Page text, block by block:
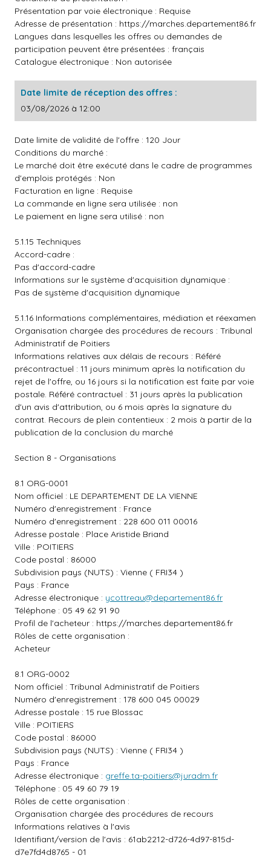
Présentation par voie électronique : Requise
Adresse de présentation : https://marches.departement86.fr
Langues dans lesquelles les offres ou demandes de
participation peuvent être présentées : français
Catalogue électronique : Non autorisée
Date limite de réception des offres :
03/08/2026 à 12:00
Date limite de validité de l'offre : 120 Jour
Conditions du marché :
Le marché doit être exécuté dans le cadre de programmes
d'emplois protégés : Non
Facturation en ligne : Requise
La commande en ligne sera utilisée : non
Le paiement en ligne sera utilisé : non
5.1.15 Techniques
Accord-cadre :
Pas d'accord-cadre
Informations sur le système d'acquisition dynamique :
Pas de système d'acquisition dynamique
5.1.16 Informations complémentaires, médiation et réexamen
Organisation chargée des procédures de recours : Tribunal
Administratif de Poitiers
Informations relatives aux délais de recours : Référé
précontractuel : 11 jours minimum après la notification du
rejet de l'offre, ou 16 jours si la notification est faite par voie
postale. Référé contractuel : 31 jours après la publication
d'un avis d'attribution, ou 6 mois après la signature du
contrat. Recours de plein contentieux : 2 mois à partir de la
publication de la conclusion du marché
Section 8 - Organisations
8.1 ORG-0001
Nom officiel : LE DEPARTEMENT DE LA VIENNE
Numéro d'enregistrement : France
Numéro d'enregistrement : 228 600 011 00016
Adresse postale : Place Aristide Briand
Ville : POITIERS
Code postal : 86000
Subdivision pays (NUTS) : Vienne ( FRI34 )
Pays : France
Adresse électronique : ycottreau@departement86.fr
Téléphone : 05 49 62 91 90
Profil de l'acheteur : https://marches.departement86.fr
Rôles de cette organisation :
Acheteur
8.1 ORG-0002
Nom officiel : Tribunal Administratif de Poitiers
Numéro d'enregistrement : 178 600 045 00029
Adresse postale : 15 rue Blossac
Ville : POITIERS
Code postal : 86000
Subdivision pays (NUTS) : Vienne ( FRI34 )
Pays : France
Adresse électronique : greffe.ta-poitiers@juradm.fr
Téléphone : 05 49 60 79 19
Rôles de cette organisation :
Organisation chargée des procédures de recours
Informations relatives à l'avis
Identifiant/version de l'avis : 61ab2212-d726-4d97-815d-
d7e7fd4d8765 - 01